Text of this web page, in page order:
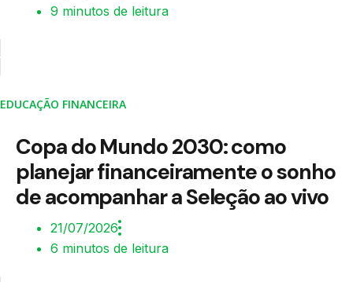
9 minutos de leitura
EDUCAÇÃO FINANCEIRA
Copa do Mundo 2030: como
planejar financeiramente o sonho
de acompanhar a Seleção ao vivo
21/07/2026
6 minutos de leitura